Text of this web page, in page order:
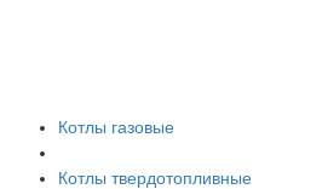
Котлы газовые
Котлы твердотопливные